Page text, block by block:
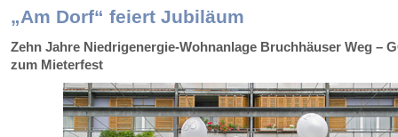
„Am Dorf“ feiert Jubiläum
Zehn Jahre Niedrigenergie-Wohnanlage Bruchhäuser Weg –
zum Mieterfest